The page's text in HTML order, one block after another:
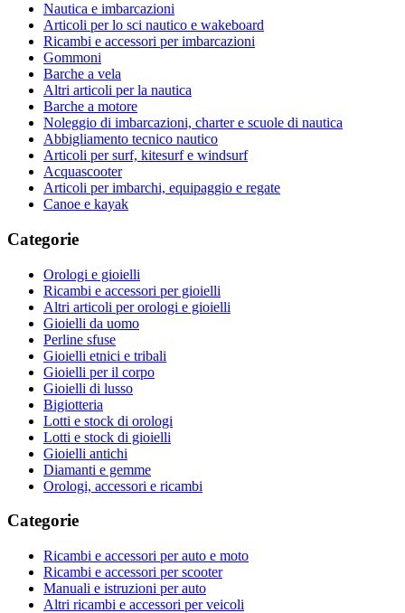
Nautica e imbarcazioni
Articoli per lo sci nautico e wakeboard
Ricambi e accessori per imbarcazioni
Gommoni
Barche a vela
Altri articoli per la nautica
Barche a motore
Noleggio di imbarcazioni, charter e scuole di nautica
Abbigliamento tecnico nautico
Articoli per surf, kitesurf e windsurf
Acquascooter
Articoli per imbarchi, equipaggio e regate
Canoe e kayak
Categorie
Orologi e gioielli
Ricambi e accessori per gioielli
Altri articoli per orologi e gioielli
Gioielli da uomo
Perline sfuse
Gioielli etnici e tribali
Gioielli per il corpo
Gioielli di lusso
Bigiotteria
Lotti e stock di orologi
Lotti e stock di gioielli
Gioielli antichi
Diamanti e gemme
Orologi, accessori e ricambi
Categorie
Ricambi e accessori per auto e moto
Ricambi e accessori per scooter
Manuali e istruzioni per auto
Altri ricambi e accessori per veicoli